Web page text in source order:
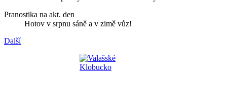
Pranostika na akt. den
Hotov v srpnu sáně a v zimě vůz!
Další